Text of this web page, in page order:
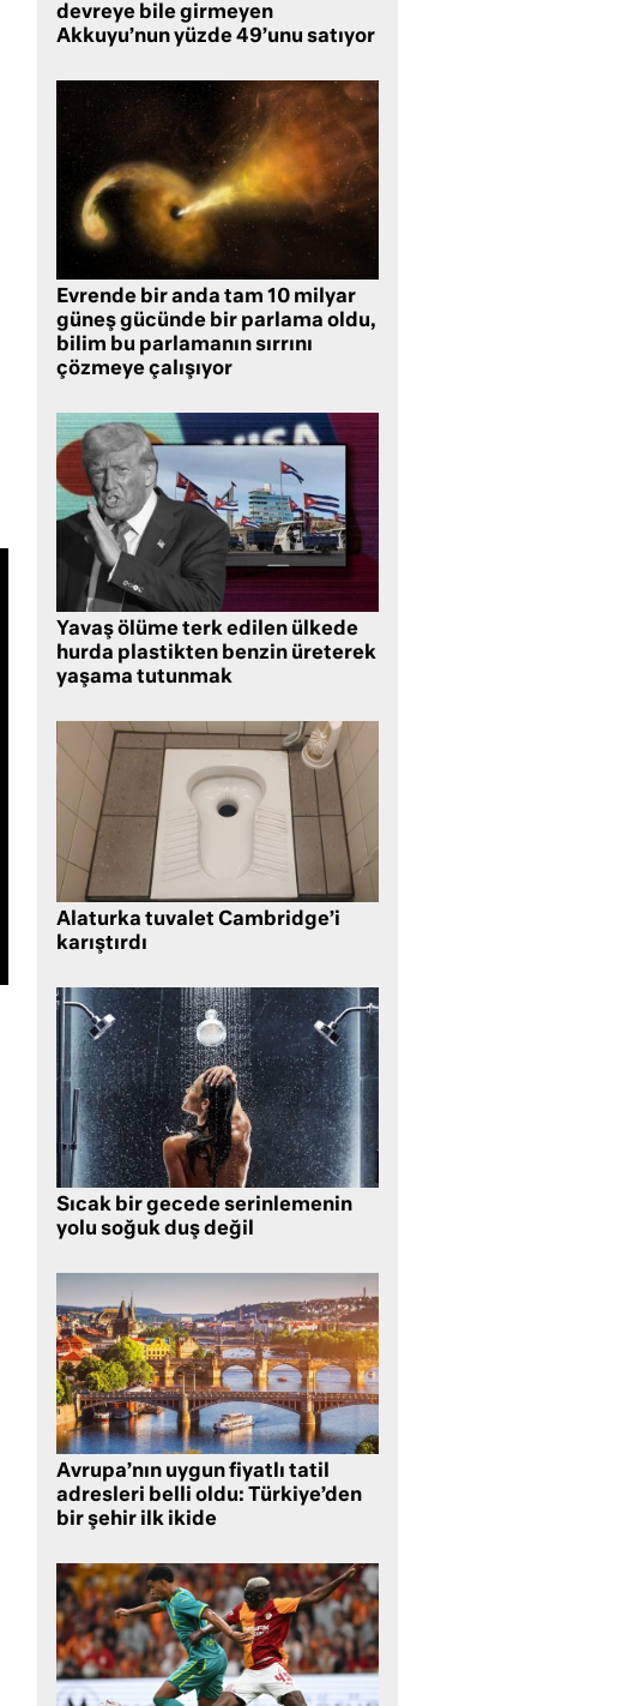
devreye bile girmeyen
Akkuyu’nun yüzde 49’unu satıyor
Evrende bir anda tam 10 milyar
güneş gücünde bir parlama oldu,
bilim bu parlamanın sırrını
çözmeye çalışıyor
Yavaş ölüme terk edilen ülkede
hurda plastikten benzin üreterek
yaşama tutunmak
Alaturka tuvalet Cambridge’i
karıştırdı
Sıcak bir gecede serinlemenin
yolu soğuk duş değil
Avrupa’nın uygun fiyatlı tatil
adresleri belli oldu: Türkiye’den
bir şehir ilk ikide